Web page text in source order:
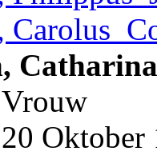
Catharina